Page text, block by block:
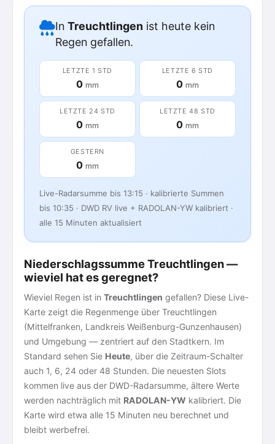
In Treuchtlingen ist heute kein
Regen gefallen.
LETZTE 1 STD
0 mm
LETZTE 6 STD
0 mm
LETZTE 24 STD
0 mm
LETZTE 48 STD
0 mm
GESTERN
0 mm
Live-Radarsumme bis 13:15 · kalibrierte Summen
bis 10:35 · DWD RV live + RADOLAN-YW kalibriert ·
alle 15 Minuten aktualisiert
Niederschlagssumme Treuchtlingen —
wieviel hat es geregnet?
Wieviel Regen ist in Treuchtlingen gefallen? Diese Live-
Karte zeigt die Regenmenge über Treuchtlingen
(Mittelfranken, Landkreis Weißenburg-Gunzenhausen)
und Umgebung — zentriert auf den Stadtkern. Im
Standard sehen Sie Heute, über die Zeitraum-Schalter
auch 1, 6, 24 oder 48 Stunden. Die neuesten Slots
kommen live aus der DWD-Radarsumme, ältere Werte
werden nachträglich mit RADOLAN-YW kalibriert. Die
Karte wird etwa alle 15 Minuten neu berechnet und
bleibt werbefrei.